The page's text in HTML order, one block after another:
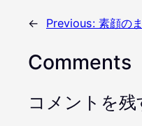
← Previous: 素顔の
Comments
コメントを残